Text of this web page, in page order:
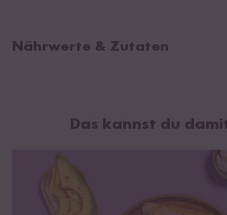
Nährwerte & Zutaten
Das kannst du